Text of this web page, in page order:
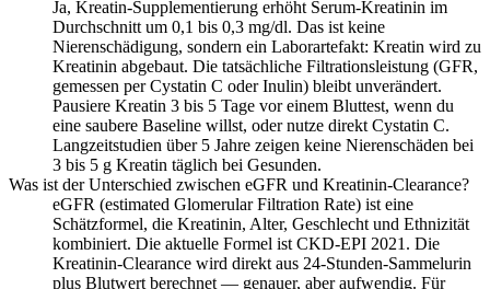
Ja, Kreatin-Supplementierung erhöht Serum-Kreatinin im
Durchschnitt um 0,1 bis 0,3 mg/dl. Das ist keine
Nierenschädigung, sondern ein Laborartefakt: Kreatin wird zu
Kreatinin abgebaut. Die tatsächliche Filtrationsleistung (GFR,
gemessen per Cystatin C oder Inulin) bleibt unverändert.
Pausiere Kreatin 3 bis 5 Tage vor einem Bluttest, wenn du
eine saubere Baseline willst, oder nutze direkt Cystatin C.
Langzeitstudien über 5 Jahre zeigen keine Nierenschäden bei
3 bis 5 g Kreatin täglich bei Gesunden.
Was ist der Unterschied zwischen eGFR und Kreatinin-Clearance?
eGFR (estimated Glomerular Filtration Rate) ist eine
Schätzformel, die Kreatinin, Alter, Geschlecht und Ethnizität
kombiniert. Die aktuelle Formel ist CKD-EPI 2021. Die
Kreatinin-Clearance wird direkt aus 24-Stunden-Sammelurin
plus Blutwert berechnet — genauer, aber aufwendig. Für